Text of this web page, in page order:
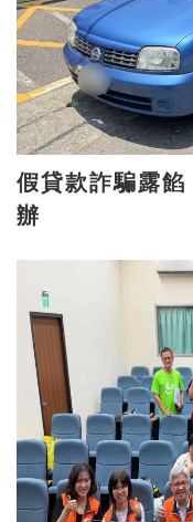
假貸款詐騙露餡 前鎮警埋伏逮捕收水手送
辦